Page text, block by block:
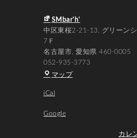
SMbar'h'
中区東桜2-21-13
グリーン
7Ｆ
名古屋市, 愛知県 460-0005
052-935-3773
マップSMbar'h'
iCal
Google
カレ